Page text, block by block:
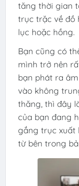
tăng thời gian
trục trặc về đồ
lục hoặc hồng.
Bạn cũng có
mình trở nên
bạn phát ra
vào không
thăng, thì đây
của bạn đang
gắng trục xuất
từ bên trong